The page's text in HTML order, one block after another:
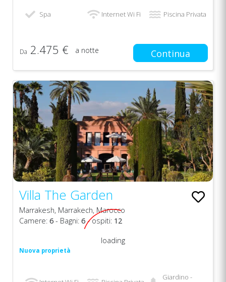
Spa Internet Wi Fi Piscina Privata
Da 2.475 € a notte Continua
Villa The Garden
Marrakesh, Marrakech, Marocco
Camere: 6 - Bagni: 6- ospiti: 12
Nuova proprietà
loading
Giardino -